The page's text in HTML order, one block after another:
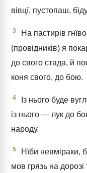
вівцї, пустопаш,
3
На пастирів
(провідників) я
до свого стада, й
коня свого, до бою.
4
Із нього буде
із нього — лук до
народу.
5
Нїби невміраки,
мов грязь на